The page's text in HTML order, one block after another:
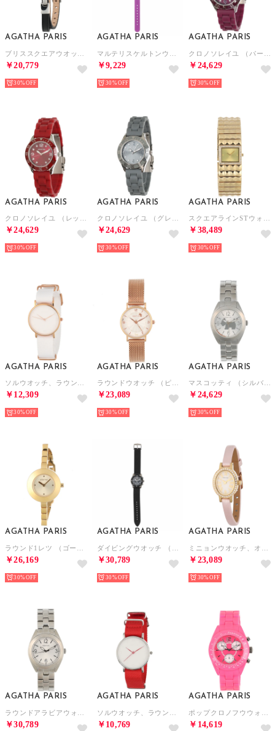
AGATHA PARIS
￥20,779
30%
AGATHA PARIS
￥9,229
30%
AGATHA PARIS
￥24,629
30%
AGATHA PARIS
￥24,629
30%
AGATHA PARIS
￥24,629
30%
AGATHA PARIS
￥38,489
30%
AGATHA PARIS
￥12,309
30%
AGATHA PARIS
￥23,089
30%
AGATHA PARIS
￥24,629
30%
AGATHA PARIS
￥26,169
30%
AGATHA PARIS
￥30,789
30%
AGATHA PARIS
￥23,089
30%
AGATHA PARIS
￥30,789
AGATHA PARIS
￥10,769
AGATHA PARIS
￥14,619